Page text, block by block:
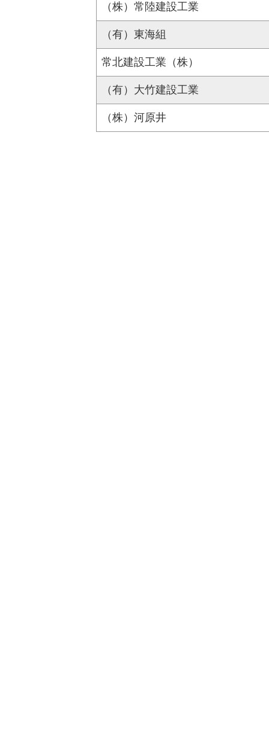
（株）常陸建設工業
（有）東海組
常北建設工業（株）
（有）大竹建設工業
（株）河原井